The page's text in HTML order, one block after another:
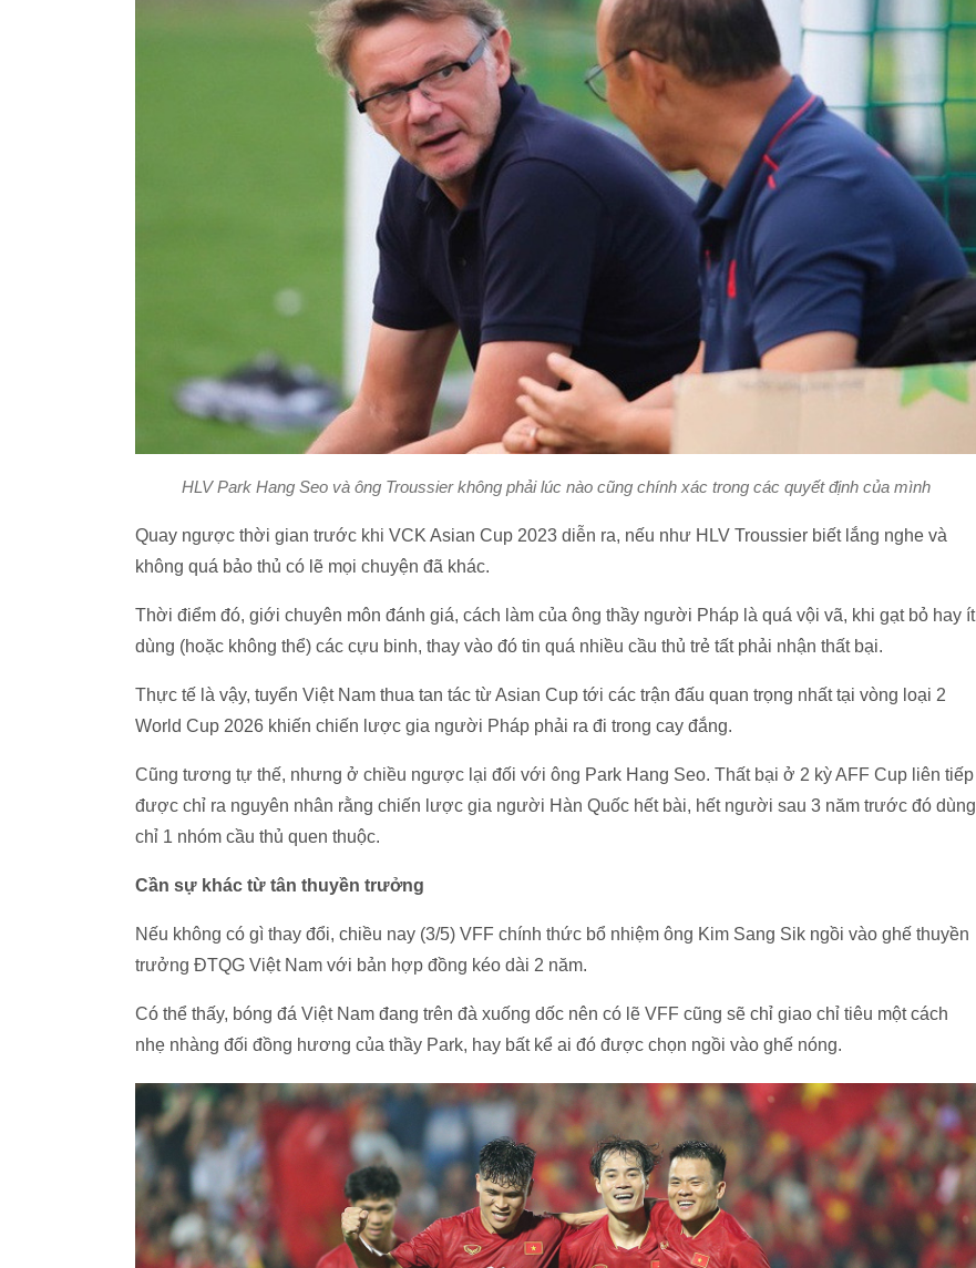
HLV Park Hang Seo và ông Troussier không phải lúc nào cũng chính xác trong các quyết định của mình
Quay ngược thời gian trước khi VCK Asian Cup 2023 diễn ra, nếu như HLV Troussier biết lắng nghe và
không quá bảo thủ có lẽ mọi chuyện đã khác.
Thời điểm đó, giới chuyên môn đánh giá, cách làm của ông thầy người Pháp là quá vội vã, khi gạt bỏ hay ít
dùng (hoặc không thể) các cựu binh, thay vào đó tin quá nhiều cầu thủ trẻ tất phải nhận thất bại.
Thực tế là vậy, tuyển Việt Nam thua tan tác từ Asian Cup tới các trận đấu quan trọng nhất tại vòng loại 2
World Cup 2026 khiến chiến lược gia người Pháp phải ra đi trong cay đắng.
Cũng tương tự thế, nhưng ở chiều ngược lại đối với ông Park Hang Seo. Thất bại ở 2 kỳ AFF Cup liên tiếp
được chỉ ra nguyên nhân rằng chiến lược gia người Hàn Quốc hết bài, hết người sau 3 năm trước đó dùng
chỉ 1 nhóm cầu thủ quen thuộc.
Cần sự khác từ tân thuyền trưởng
Nếu không có gì thay đổi, chiều nay (3/5) VFF chính thức bổ nhiệm ông Kim Sang Sik ngồi vào ghế thuyền
trưởng ĐTQG Việt Nam với bản hợp đồng kéo dài 2 năm.
Có thể thấy, bóng đá Việt Nam đang trên đà xuống dốc nên có lẽ VFF cũng sẽ chỉ giao chỉ tiêu một cách
nhẹ nhàng đối đồng hương của thầy Park, hay bất kể ai đó được chọn ngồi vào ghế nóng.